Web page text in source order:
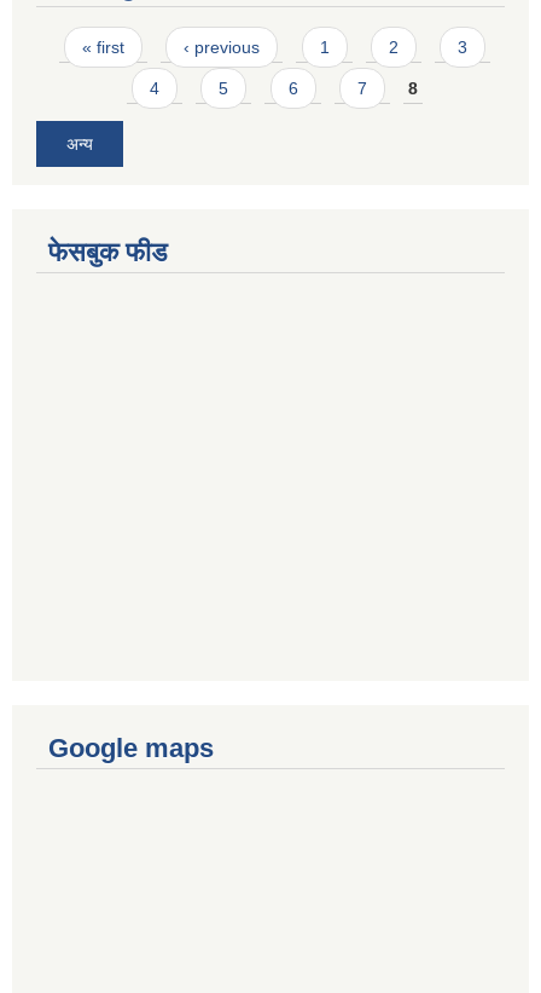
Pages
« first ‹ previous 1 2 3
4 5 6 7 8
अन्य
फेसबुक फीड
Google maps